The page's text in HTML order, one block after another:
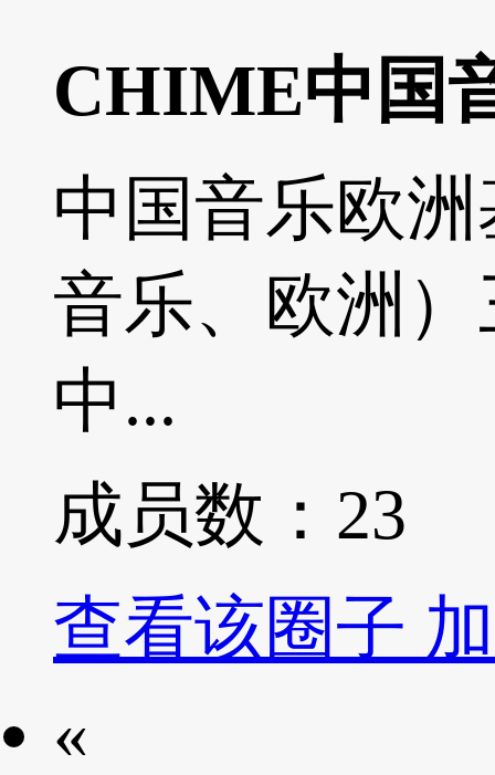
CHIME中国
中国音乐欧洲
音乐、欧洲
中...
成员数： 23
查看该圈子
«